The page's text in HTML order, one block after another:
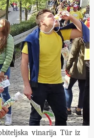
vinarija Tür iz